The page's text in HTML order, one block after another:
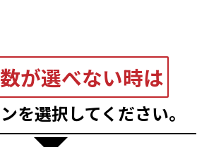
が選べない時は
を選択してください。